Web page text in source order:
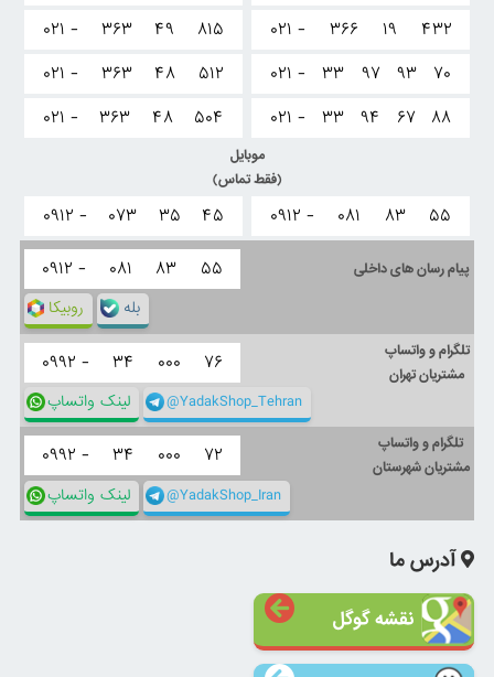
۰۲۱ -
۳۶۶ ۱۹
۴۳۲
۰۲۱ -
۳۳ ۹۷ ۹۳
۷۰
۰۲۱ -
۳۳ ۹۴ ۶۷ ۸۸
۰۲۱ -
۳۶۳ ۴۹
۸۱۵
۰۲۱ -
۳۶۳ ۴۸
۵۱۲
۰۲۱ -
۳۶۳ ۴۸ ۵۰۴
موبایل
(فقط تماس)
۰۹۱۲ - ۰۸۱ ۸۳ ۵۵ ۰۹۱۲ - ۰۷۳ ۳۵ ۴۵
پیام رسان های داخلی ۰۹۱۲ - ۰۸۱ ۸۳ ۵۵
روبیکا بله
تلگرام و واتساپ
مشتریان تهران
۰۹۹۲ - ۳۴ ۰۰۰ ۷۶
لینک واتساپ @YadakShop_Tehran
تلگرام و واتساپ
مشتریان شهرستان
۰۹۹۲ - ۳۴ ۰۰۰ ۷۲
لینک واتساپ @YadakShop_Iran
آدرس ما
نقشه گوگل